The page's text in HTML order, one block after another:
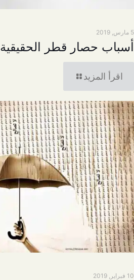
5 مارس, 2019
أسباب حصار قطر الحقيقية
اقرأ المزيد
10 فبراير, 2019